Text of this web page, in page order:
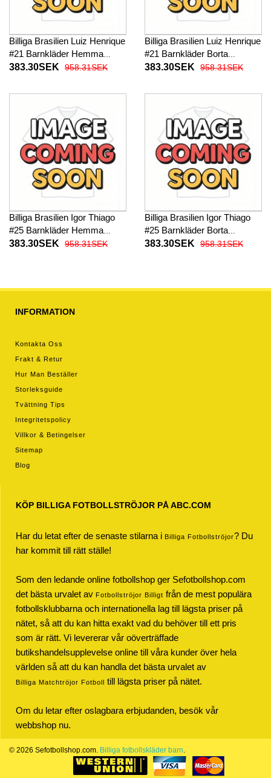
Billiga Brasilien Luiz Henrique
#21 Barnkläder Hemma
fotbollskläder till baby VM
byxor)
383.30SEK 958.31SEK
Billiga Brasilien Luiz Henrique
#21 Barnkläder Borta
fotbollskläder till baby VM
byxor)
383.30SEK 958.31SEK
Billiga Brasilien Igor Thiago
#25 Barnkläder Hemma
fotbollskläder till baby VM
383.30SEK 958.31SEK
Billiga Brasilien Igor Thiago
#25 Barnkläder Borta
fotbollskläder till baby VM
383.30SEK 958.31SEK
INFORMATION
Kontakta Oss
Frakt & Retur
Hur Man Beställer
Storleksguide
Tvättning Tips
Integritetspolicy
Villkor & Betingelser
Sitemap
Blog
KÖP BILLIGA FOTBOLLSTRÖJOR PÅ ABC.COM
Har du letat efter de senaste stilarna i Billiga Fotbollströjor? Du
har kommit till rätt ställe!
Som den ledande online fotbollshop ger Sefotbollshop.com
det bästa urvalet av Fotbollströjor Billigt från de mest populära
fotbollsklubbarna och internationella lag till lägsta priser på
nätet, så att du kan hitta exakt vad du behöver till ett pris
som är rätt. Vi levererar vår oöverträffade
butikshandelsupplevelse online till våra kunder över hela
världen så att du kan handla det bästa urvalet av
Billiga Matchtröjor Fotboll till lägsta priser på nätet.
Om du letar efter oslagbara erbjudanden, besök vår
webbshop nu.
© 2026 Sefotbollshop.com. Billiga fotbollskläder barn.